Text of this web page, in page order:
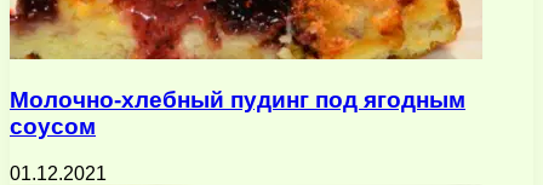
Молочно-хлебный пудинг под ягодным
соусом
01.12.2021